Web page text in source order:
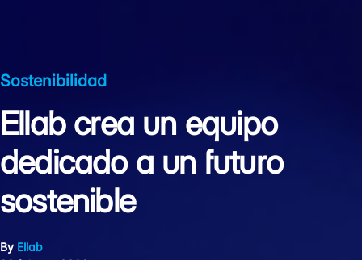
Sostenibilidad
Ellab crea un equipo
dedicado a un futuro
sostenible
By Ellab